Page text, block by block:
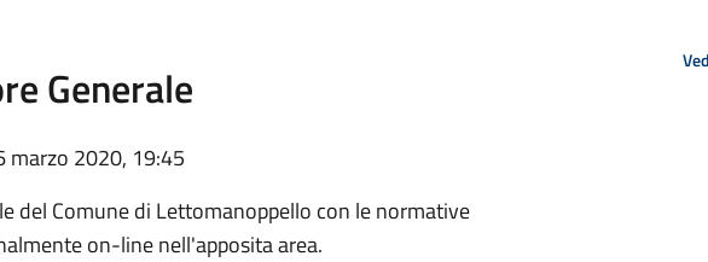
Generale
marzo 2020, 19:45
del Comune di Lettomanoppello con le normative
on-line nell'apposita area.